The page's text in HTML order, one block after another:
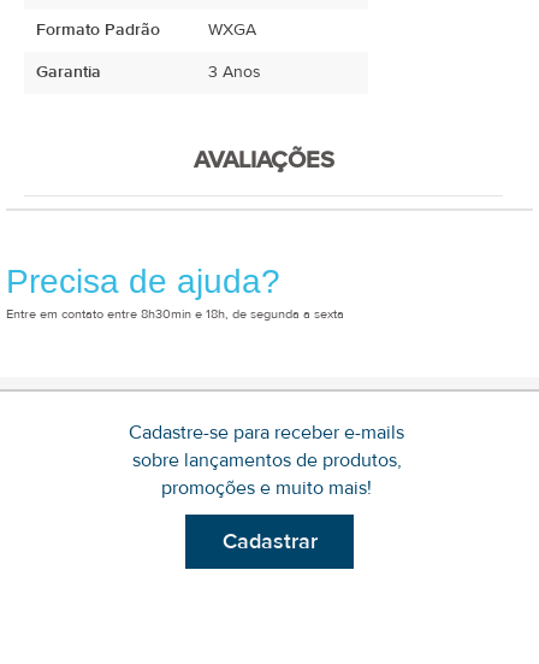
Formato Padrão
WXGA
Garantia
3 Anos
AVALIAÇÕES
Precisa de ajuda?
Entre em contato entre 8h30min e 18h, de segunda a sexta
Cadastre-se para receber e-mails
sobre lançamentos de produtos,
promoções e muito mais!
Cadastrar